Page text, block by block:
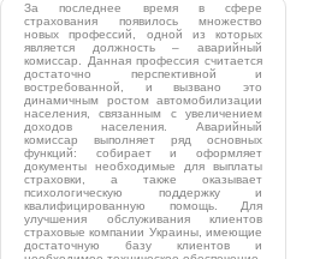
За последнее время в сфере
страхования появилось множество
новых профессий, одной из которых
является должность – аварийный
комиссар. Данная профессия считается
достаточно перспективной и
востребованной, и вызвано это
динамичным ростом автомобилизации
населения, связанным с увеличением
доходов населения. Аварийный
комиссар выполняет ряд основных
функций: собирает и оформляет
документы необходимые для выплаты
страховки, а также оказывает
психологическую поддержку и
квалифицированную помощь. Для
улучшения обслуживания клиентов
страховые компании Украины, имеющие
достаточную базу клиентов и